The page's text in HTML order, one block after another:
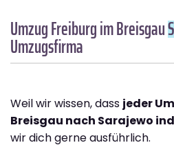
Umzug Freiburg im Breisgau
Umzugsfirma
Weil wir wissen, dass jeder
Breisgau nach Sarajewo
wir dich gerne ausführlich.